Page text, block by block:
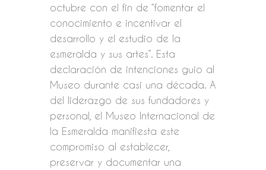
octubre con el fin de “fomentar el
conocimiento e incentivar el
desarrollo y el estudio de la
esmeralda y sus artes”. Esta
declaración de intenciones guio al
Museo durante casi una década. A
del liderazgo de sus fundadores y
personal, el Museo Internacional de
la Esmeralda manifiesta este
compromiso al establecer,
preservar y documentar una